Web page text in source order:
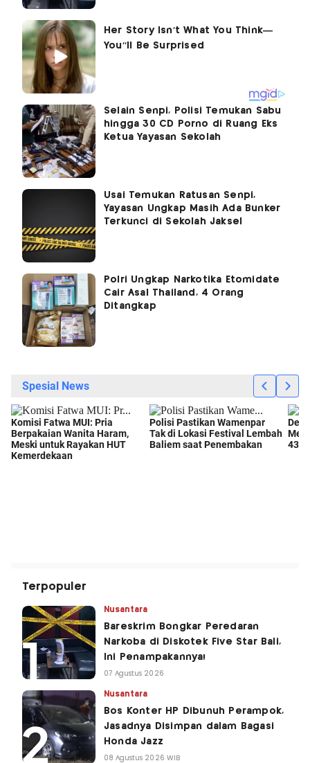
Selain Senpi, Polisi Temukan Sabu
hingga 30 CD Porno di Ruang Eks
Ketua Yayasan Sekolah
Usai Temukan Ratusan Senpi,
Yayasan Ungkap Masih Ada Bunker
Terkunci di Sekolah Jaksel
Polri Ungkap Narkotika Etomidate
Cair Asal Thailand, 4 Orang
Ditangkap
Terpopuler
Nusantara
Bareskrim Bongkar Peredaran
Narkoba di Diskotek Five Star Bali,
Ini Penampakannya!
07 Agustus 2026
Nusantara
Bos Konter HP Dibunuh Perampok,
Jasadnya Disimpan dalam Bagasi
Honda Jazz
08 Agustus 2026 WIB